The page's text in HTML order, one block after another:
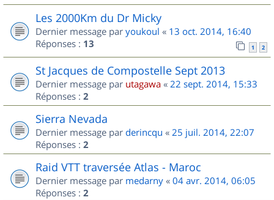
Les 2000Km du Dr Micky
Dernier message par youkoul « 13 oct. 2014, 16:40
Réponses : 13 1 2
St Jacques de Compostelle Sept 2013
Dernier message par utagawa « 22 sept. 2014, 15:33
Réponses : 2
Sierra Nevada
Dernier message par derincqu « 25 juil. 2014, 22:07
Réponses : 2
Raid VTT traversée Atlas - Maroc
Dernier message par medarny « 04 avr. 2014, 06:05
Réponses : 2